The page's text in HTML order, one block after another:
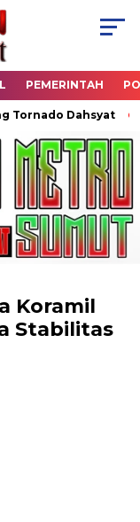
PEMERINTAH
Dahsyat
Koramil
Stabilitas